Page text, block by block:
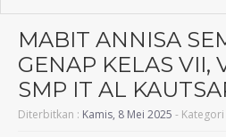
MABIT ANNISA
GENAP KELAS VII,
SMP IT AL
Diterbitkan : Kamis, 8 Mei 2025 - Kategori